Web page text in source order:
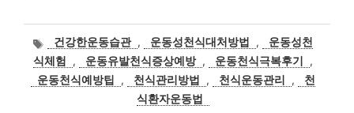
태
그
건강한운동습관 , 운동성천식대처방법 ,
운동성천
식체험
, 운동유발천식증상예방 , 운동천식극복후기
,
운동천식예방팁
, 천식관리방법 , 천식운동관리 ,
천
식환자운동법